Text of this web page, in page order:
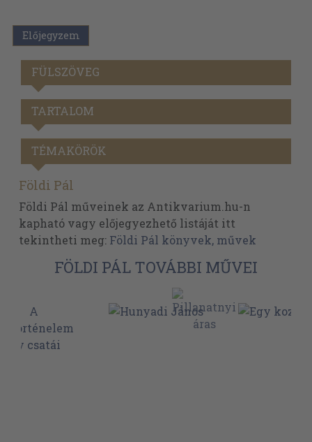
Előjegyzem
FÜLSZÖVEG
TARTALOM
TÉMAKÖRÖK
Földi Pál
Földi Pál műveinek az Antikvarium.hu-n
kapható vagy előjegyezhető listáját itt
tekintheti meg: Földi Pál könyvek, művek
FÖLDI PÁL TOVÁBBI MŰVEI